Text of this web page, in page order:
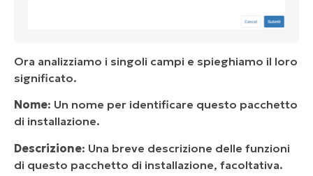
Ora analizziamo i singoli campi e spieghiamo il loro
significato.
Nome: Un nome per identificare questo pacchetto
di installazione.
Descrizione: Una breve descrizione delle funzioni
di questo pacchetto di installazione, facoltativa.